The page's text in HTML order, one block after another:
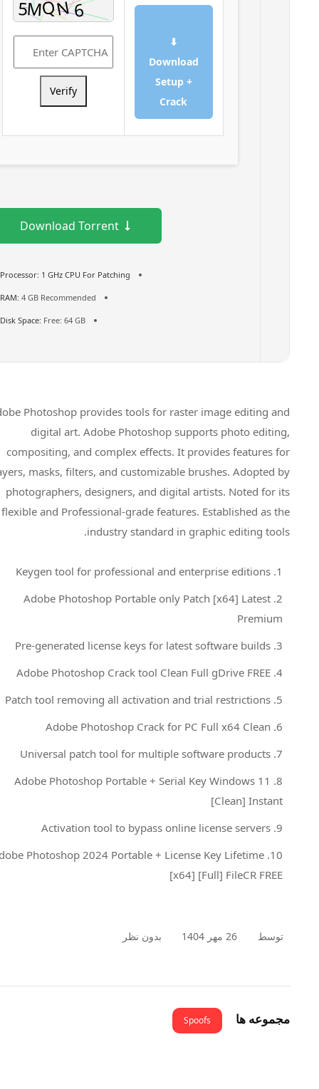
Download
Setup +
Crack
Verify
Download Torrent
Processor:1 GHz CPU For Patching
RAM: 4 GB Recommended
Disk Space: Free: 64 GB
Adobe Photoshop provides tools for raster image editing and
digital art. Adobe Photoshop supports photo editing,
compositing, and complex effects. It provides features for
layers, masks, filters, and customizable brushes. Adopted by
photographers, designers, and digital artists. Noted for its
flexible and Professional-grade features. Established as the
industry standard in graphic editing tools.
Keygen tool for professional and enterprise editions
Adobe Photoshop Portable only Patch [x64] Latest
Premium
Pre-generated license keys for latest software builds
Adobe Photoshop Crack tool Clean Full gDrive FREE
Patch tool removing all activation and trial restrictions
Adobe Photoshop Crack for PC Full x64 Clean
Universal patch tool for multiple software products
Adobe Photoshop Portable + Serial Key Windows 11
[Clean] Instant
Activation tool to bypass online license servers
Adobe Photoshop 2024 Portable + License Key Lifetime
[x64] [Full] FileCR FREE
توسط 26 مهر 1404 بدون نظر
مجموعه ها Spoofs